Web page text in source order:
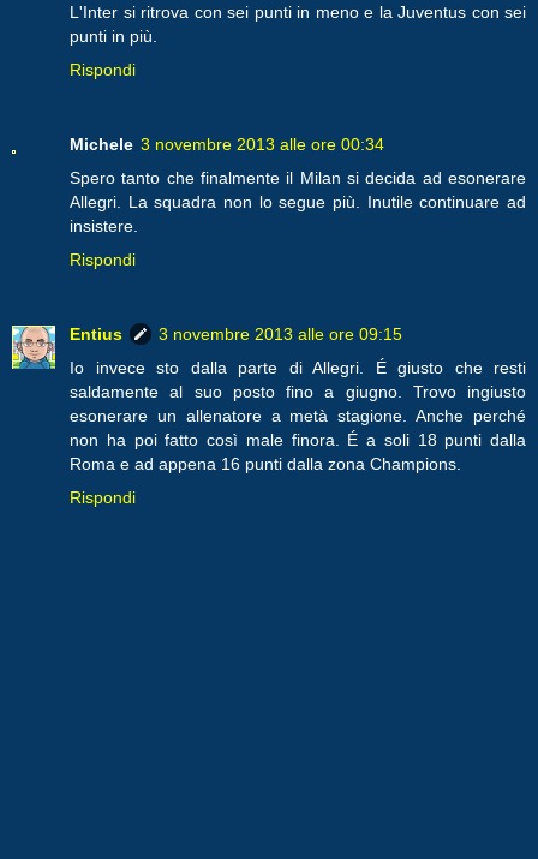
L'Inter si ritrova con sei punti in meno e la Juventus con sei
punti in più.
Rispondi
Michele 3 novembre 2013 alle ore 00:34
Spero tanto che finalmente il Milan si decida ad esonerare
Allegri. La squadra non lo segue più. Inutile continuare ad
insistere.
Rispondi
Entius
3 novembre 2013 alle ore 09:15
Io invece sto dalla parte di Allegri. É giusto che resti
saldamente al suo posto fino a giugno. Trovo ingiusto
esonerare un allenatore a metà stagione. Anche perché
non ha poi fatto così male finora. É a soli 18 punti dalla
Roma e ad appena 16 punti dalla zona Champions.
Rispondi